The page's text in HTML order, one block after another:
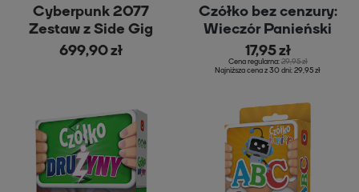
Cena
Cyberpunk 2077
Zestaw z Side Gig
699,90 zł
Czółko bez cenzury:
Wieczór Panieński
17,95 zł
Cena regularna:29,95 zł
Najniższa cena z 30 dni:29,95 zł